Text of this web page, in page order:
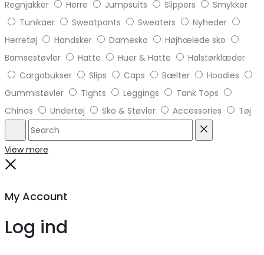
Regnjakker
Herre Jumpsuits Slippers
Smykker
Tunikaer
Sweatpants Sweaters
Nyheder
Herretøj
Handsker Damesko
Højhælede sko
Bamsestøvler
Hatte Huer & Hatte
Halstørklæder
Cargobukser
Slips Caps Bælter
Hoodies
Gummistøvler
Tights Leggings
Tank Tops
Chinos
Undertøj Sko & Støvler Accessories Tøj
Search
View more
My Account
Log ind